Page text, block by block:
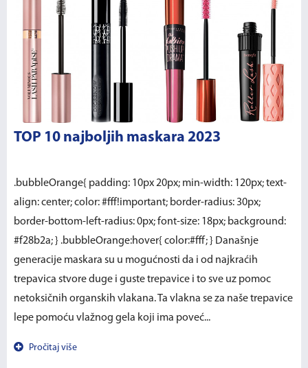
TOP 10 najboljih maskara 2023
.bubbleOrange{ padding: 10px 20px; min-width: 120px; text-
align: center; color: #fff!important; border-radius: 30px;
border-bottom-left-radius: 0px; font-size: 18px; background:
#f28b2a; } .bubbleOrange:hover{ color:#fff; } Današnje
generacije maskara su u mogućnosti da i od najkraćih
trepavica stvore duge i guste trepavice i to sve uz pomoc
netoksičnih organskih vlakana. Ta vlakna se za naše trepavice
lepe pomoću vlažnog gela koji ima poveć...
Pročitaj više